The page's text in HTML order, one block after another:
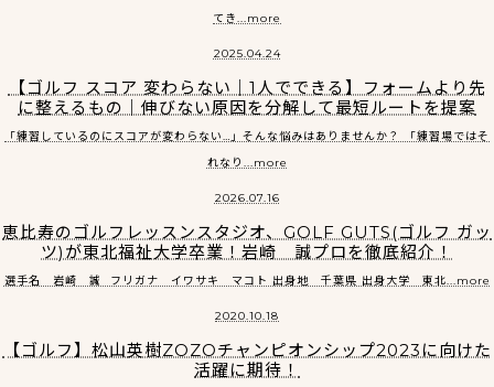
てき...more
2025.04.24
【ゴルフ スコア 変わらない｜1人でできる】フォームより先
に整えるもの｜伸びない原因を分解して最短ルートを提案
「練習しているのにスコアが変わらない…」そんな悩みはありませんか？ 「練習場ではそ
れなり...more
2026.07.16
恵比寿のゴルフレッスンスタジオ、GOLF GUTS(ゴルフ ガッ
ツ)が東北福祉大学卒業！岩崎 誠プロを徹底紹介！
選手名 岩崎 誠 フリガナ イワサキ マコト 出身地 千葉県 出身大学 東北...more
2020.10.18
【ゴルフ】松山英樹ZOZOチャンピオンシップ2023に向けた
活躍に期待！